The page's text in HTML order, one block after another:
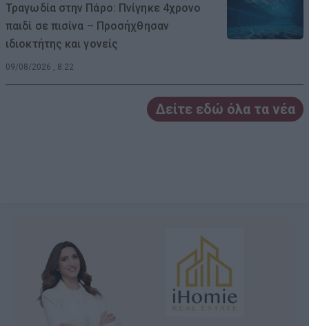
Τραγωδία στην Πάρο: Πνίγηκε 4χρονο
παιδί σε πισίνα – Προσήχθησαν
ιδιοκτήτης και γονείς
09/08/2026 , 8:22
Δείτε εδώ όλα τα νέα